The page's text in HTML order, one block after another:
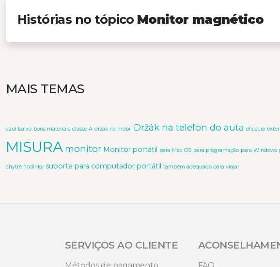
Histórias no tópico Monitor magnético
MAIS TEMAS
azul baixo bons materiais classe A držák na mobil Držák na telefon do auta eficácia
MISURA monitor Monitor portátil para Mac OS para programação para Windows
chytré hodinky suporte para computador portátil também adequado para viajar
SERVIÇOS AO CLIENTE